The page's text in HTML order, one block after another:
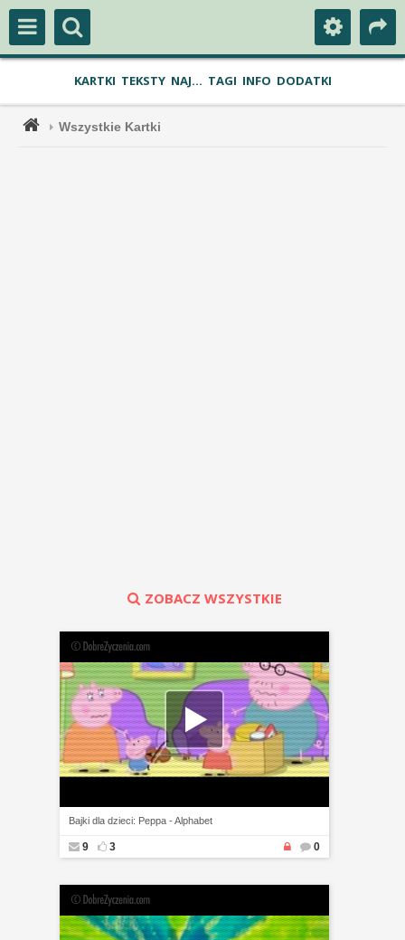
KARTKI TEKSTY NAJ... TAGI INFO DODATKI
Wszystkie Kartki
ZOBACZ WSZYSTKIE
Bajki dla dzieci: Peppa - Alphabet
9 3 0